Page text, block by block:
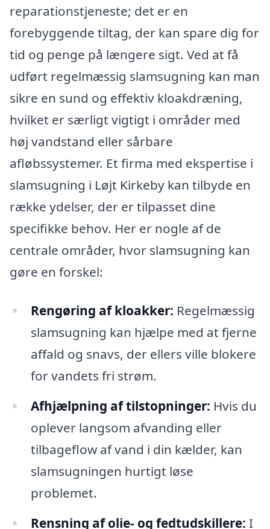
reparationstjeneste; det er en
forebyggende tiltag, der kan spare dig for
tid og penge på længere sigt. Ved at få
udført regelmæssig slamsugning kan man
sikre en sund og effektiv kloakdræning,
hvilket er særligt vigtigt i områder med
høj vandstand eller sårbare
afløbssystemer. Et firma med ekspertise i
slamsugning i Løjt Kirkeby kan tilbyde en
række ydelser, der er tilpasset dine
specifikke behov. Her er nogle af de
centrale områder, hvor slamsugning kan
gøre en forskel:
Rengøring af kloakker: Regelmæssig
slamsugning kan hjælpe med at fjerne
affald og snavs, der ellers ville blokere
for vandets fri strøm.
Afhjælpning af tilstopninger: Hvis du
oplever langsom afvanding eller
tilbageflow af vand i din kælder, kan
slamsugningen hurtigt løse
problemet.
Rensning af olie- og fedtudskillere: I